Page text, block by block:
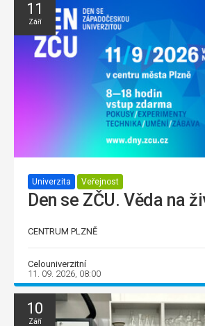
11
Září
Univerzita Veřejnost
Den se ZČU. Věda na
CENTRUM PLZNĚ
Celouniverzitní
11. 09. 2026, 08:00
10
Září